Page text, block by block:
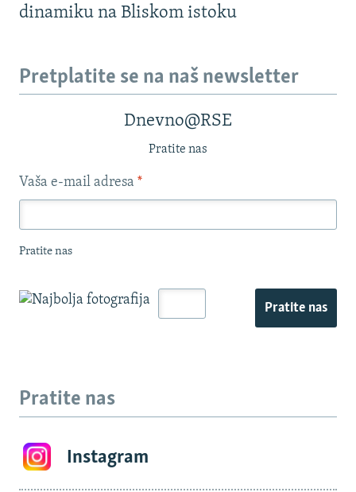
dinamiku na Bliskom istoku
Pretplatite se na naš newsletter
Dnevno@RSE
Pratite nas
Vaša e-mail adresa *
Pratite nas
Pratite nas
Pratite nas
Instagram